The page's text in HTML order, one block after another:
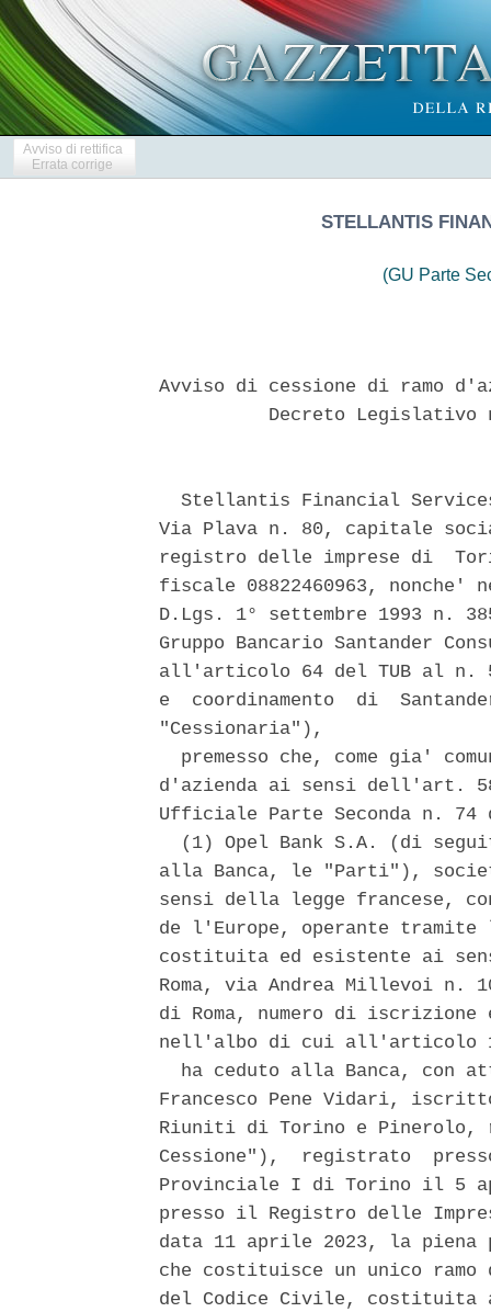
Avviso di rettifica
Errata corrige
STELLANTIS
(GU Parte